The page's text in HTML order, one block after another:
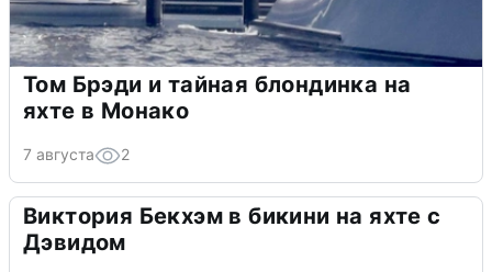
Том Брэди и тайная блондинка на
яхте в Монако
7 августа 2
Виктория Бекхэм в бикини на яхте с
Дэвидом